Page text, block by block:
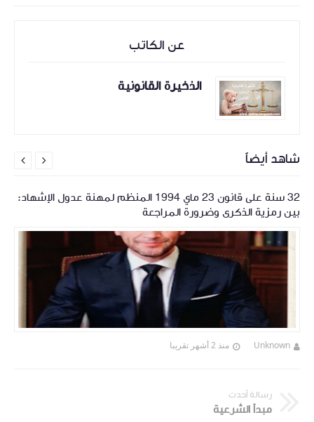
عن الكاتب
الذخيرة القانونية
شاهد أيضاً
32 سنة على قانون 23 ماي 1994 المنظم لمهنة عدول الإشهاد:
بين رمزية الذكرى وضرورة المراجعة
Unknown منذ 2 أشهر تقريبا


رسالة أحدث
مبدأ الشرعية